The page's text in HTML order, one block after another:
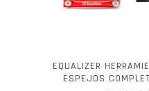
EQUALIZER
ESPEJOS